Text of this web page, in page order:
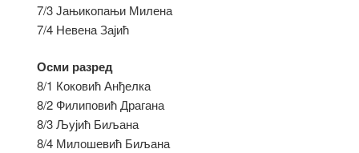
7/3 Јањикопањи Милена
7/4 Невена Зајић
Осми разред
8/1 Коковић Анђелка
8/2 Филиповић Драгана
8/3 Љујић Биљана
8/4 Милошевић Биљана